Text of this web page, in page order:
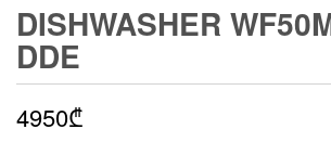
DISHWASHER
DDE
4950₾